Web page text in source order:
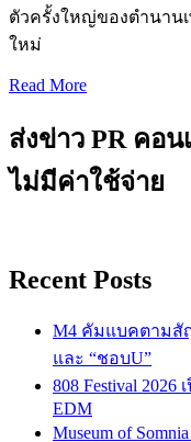
ตัวครั้งใหญ่ของตำนาน
ใหม่
Read More
ส่งข่าว PR คอน
ไม่มีค่าใช้จ่าย
Recent Posts
M4 คัมแบคตามสั
และ “ชอบU”
808 Festival
EDM
Museum of